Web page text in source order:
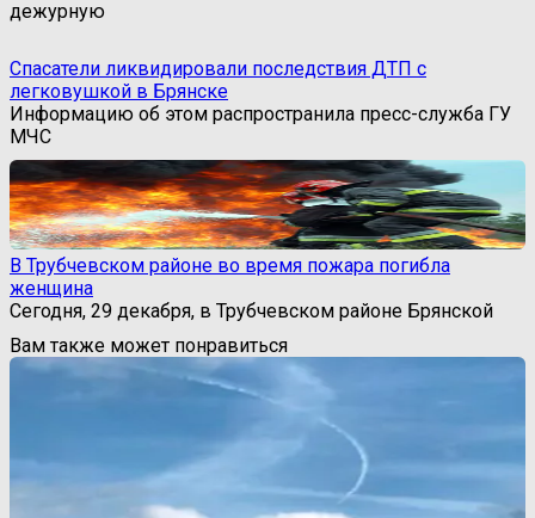
дежурную
Спасатели ликвидировали последствия ДТП с
легковушкой в Брянске
Информацию об этом распространила пресс-служба ГУ
МЧС
В Трубчевском районе во время пожара погибла
женщина
Сегодня, 29 декабря, в Трубчевском районе Брянской
Вам также может понравиться